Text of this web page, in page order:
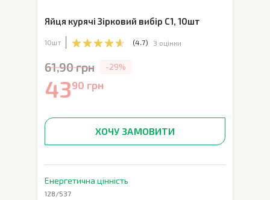
Яйця курячі Зірковий вибір С1, 10шт
10шт (4.7) 3 оцінки
61,90 грн -29%
4390 грн
ХОЧУ ЗАМОВИТИ
Енергетична цінність
128/537